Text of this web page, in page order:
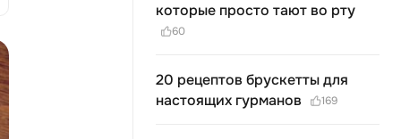
которые просто тают во рту
60
20 рецептов брускетты для
настоящих гурманов
169